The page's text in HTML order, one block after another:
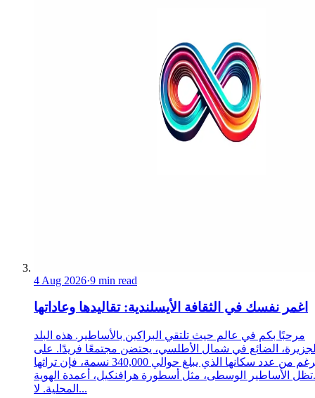
4 Aug 2026·9 min read
اغمر نفسك في الثقافة الأيسلندية: تقاليدها وعاداتها
مرحبًا بكم في عالم حيث تلتقي البراكين بالأساطير. هذه البلد
الضائع في شمال الأطلسي، يحتضن مجتمعًا فريدًا. على
الرغم من عدد سكانها الذي يبلغ حوالي 340,000 نسمة، فإن تراثها
الأساطير الوسطى، مثل أسطورة هرافنكيل، أعمدة الهوية
المحلية. لا...